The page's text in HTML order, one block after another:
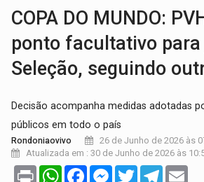
COPA DO MUNDO:
ponto facultativo para
Seleção, seguindo
Decisão acompanha medidas adotadas
públicos em todo o país
Rondoniaovivo
26 de Junho de 2026 às
Atualizada em : 30 de Junho de 2026 às
Print WhatsAppFacebookMessenger
TwitterTelegram